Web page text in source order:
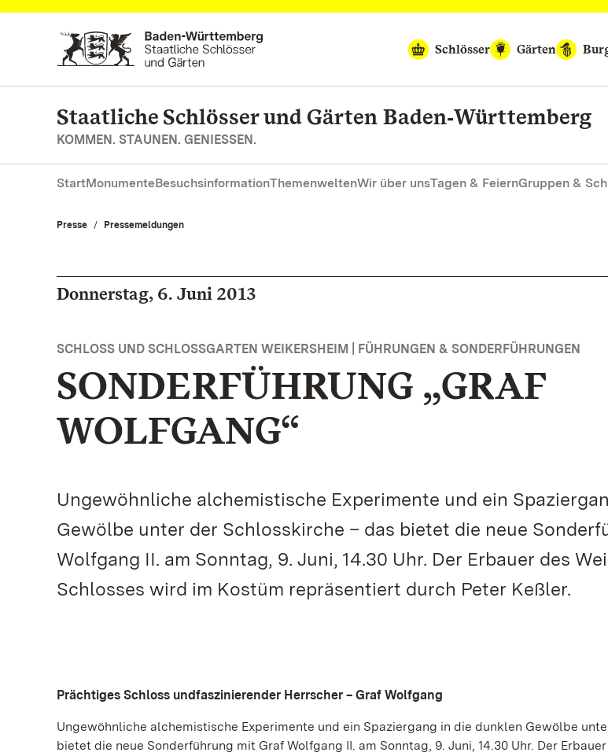
Zum Hauptinhalt springen
Schlösser
Gärten
Staatliche Schlösser und Gärten Baden‑Württemberg
KOMMEN. STAUNEN. GENIESSEN.
StartMonumenteBesuchsinformationThemenweltenWir über unsTagen & FeiernGruppen &
Presse Pressemeldungen
Donnerstag, 6. Juni 2013
SCHLOSS UND SCHLOSSGARTEN WEIKERSHEIM | FÜHRUNGEN & SONDERFÜHRUNGEN
SONDERFÜHRUNG „GRAF
WOLFGANG“
Ungewöhnliche alchemistische Experimente und ein
Gewölbe unter der Schlosskirche – das bietet die neue
Wolfgang II. am Sonntag, 9. Juni, 14.30 Uhr. Der Erbauer des
Schlosses wird im Kostüm repräsentiert durch Peter Keßler.
Prächtiges Schloss undfaszinierender Herrscher – Graf Wolfgang
Ungewöhnliche alchemistische Experimente und ein Spaziergang in die dunklen Gewölbe
bietet die neue Sonderführung mit Graf Wolfgang II. am Sonntag, 9. Juni, 14.30 Uhr. Der